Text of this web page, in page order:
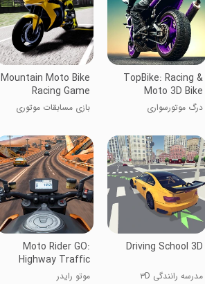
TopBike: Racing &
Moto 3D Bike
درگ موتورسواری
Mountain Moto Bike
Racing Game
بازی مسابقات موتوری
Driving School 3D
مدرسه رانندگی ۳D
Moto Rider GO:
Highway Traffic
موتو رایدر